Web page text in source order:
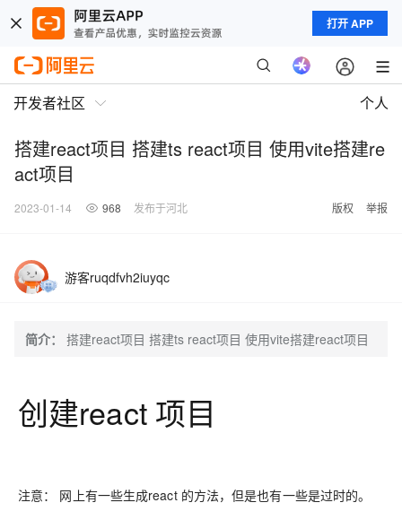
打开 APP
开发者社区 个人
搭建react项目 搭建ts react项目 使用vite搭建re
act项目
2023-01-14 968 发布于河北 版权 举报
游客ruqdfvh2iuyqc
简介： 搭建react项目 搭建ts react项目 使用vite搭建react项目
创建react 项目
注意： 网上有一些生成react 的方法，但是也有一些是过时的。